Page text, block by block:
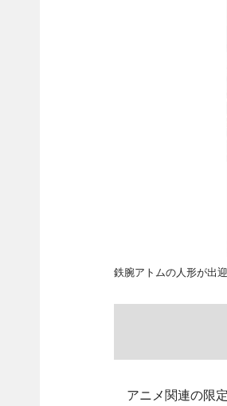
鉄腕アトムの人形が出
アニメ関連の限